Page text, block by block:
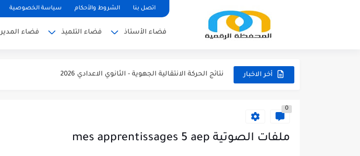
اتصل بنا الشروط والأحكام سياسة الخصوصية
فضاء الأستاذ فضاء التلميذ فضاء المدير
أخر الاخبار
مناصب الإدارة التربوية الشاغرة والمحتمل شعورها بالتعليم الابتدائي 2026/2027
نتائج الحركة الانتقالية الجهوية - الثانوي التأهيلي2026
لائحة العطل 2026/2027
0
ملفات الصوتية mes apprentissages 5 aep